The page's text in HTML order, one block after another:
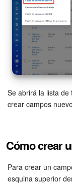
Sales
CRM
BI Builder
Bitrix24
Sitios web
CRM +
Tienda
Se abrirá la lista
crear campos
Cómo crear
Para crear un
esquina superior